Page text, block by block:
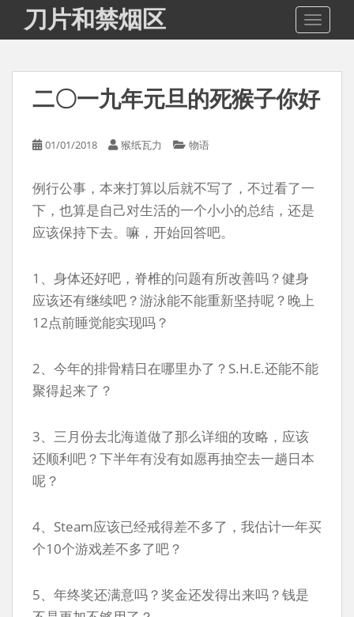
i
刀片和禁烟区
二〇一九年元旦的死猴子你好
01/01/2018 猴纸瓦力 物语
例行公事，本来打算以后就不写了，不过看了一
下，也算是自己对生活的一个小小的总结，还是
应该保持下去。嘛，开始回答吧。
1、身体还好吧，脊椎的问题有所改善吗？健身
应该还有继续吧？游泳能不能重新坚持呢？晚上
12点前睡觉能实现吗？
2、今年的排骨精日在哪里办了？S.H.E.还能不能
聚得起来了？
3、三月份去北海道做了那么详细的攻略，应该
还顺利吧？下半年有没有如愿再抽空去一趟日本
呢？
4、Steam应该已经戒得差不多了，我估计一年买
个10个游戏差不多了吧？
5、年终奖还满意吗？奖金还发得出来吗？钱是